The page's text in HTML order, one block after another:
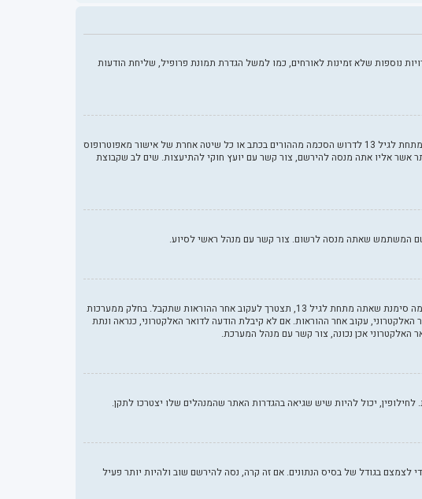
נוספות שלא זמינות לאורחים, כמו למשל הגדרת תמונת פרופיל, שליחת הודעות
COPPA, או החוק לפרטיות והגנה המקוונת של הילד של 1998, הוא חוק בארצות הברית הדורש מאתרים ברשת אשר יכולים לאסוף מידע מקטינים מתחת לגיל 13 לדרוש הסכמה מההורים בכתב או כל שיטה אחרת של אישור מאפוטרופוס
בתור מישהו המנסה להירשם או לאתר אשר אליו אתה מנסה להירשם, צור קשר עם יועץ חוקי להתיעצות. שים לב שקבוצת
ראשית, בדוק את שם המשתמש והססמה שהזנת. אם הם נכונים, אז כנראה ואת מהדברים הבאים קרה. אם מערכת ה־COPPA פועלת במערכת ובהרשמה סימנת שאתה מתחת לגיל 13, תצטרך לעקוב אחר ההוראות שתקבל. בחלק ממערכות
עקוב אחר ההוראות. אם לא קיבלת הודעה לדואר האלקטרוני, כנראה ונתת
האלקטרוני אכן נכונה, צור קשר עם מנהל המערכת.
בגודל של בסיס הנתונים. אם זה קרה, נסה להירשם שוב ולהיות יותר פעיל